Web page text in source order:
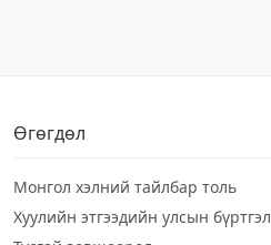
Өгөгдөл
Монгол хэлний тайлбар толь
Хуулийн этгээдийн улсын бүртгэл